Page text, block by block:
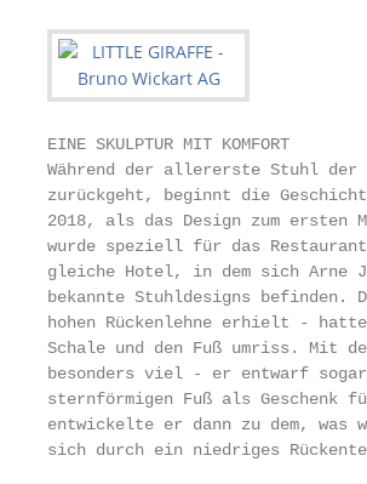
EINE SKULPTUR MIT KOMFORT
Während der allererste Stuhl
zurückgeht, beginnt die
2018, als das Design zum
wurde speziell für das
gleiche Hotel, in dem sich Arne
bekannte Stuhldesigns befinden.
hohen Rückenlehne erhielt -
Schale und den Fuß umriss. Mit
besonders viel - er entwarf
sternförmigen Fuß als Geschenk
entwickelte er dann zu dem,
sich durch ein niedriges